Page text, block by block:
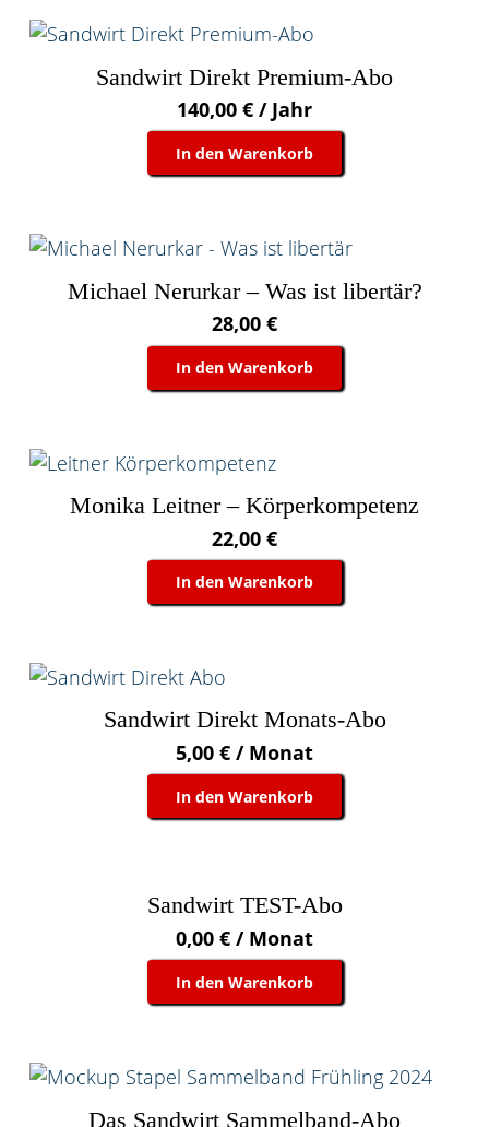
Sandwirt Direkt Premium-Abo
140,00 € / Jahr
In den Warenkorb
Michael Nerurkar – Was ist libertär?
28,00 €
In den Warenkorb
Monika Leitner – Körperkompetenz
22,00 €
In den Warenkorb
Sandwirt Direkt Monats-Abo
5,00 € / Monat
In den Warenkorb
Sandwirt TEST-Abo
0,00 € / Monat
In den Warenkorb
Das Sandwirt Sammelband-Abo